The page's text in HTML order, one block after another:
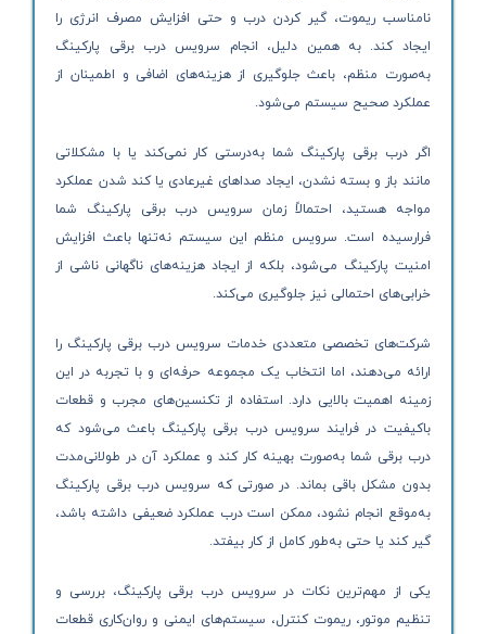
نامناسب ریموت، گیر کردن درب و حتی افزایش مصرف انرژی را
ایجاد کند. به همین دلیل، انجام سرویس درب برقی پارکینگ
به‌صورت منظم، باعث جلوگیری از هزینه‌های اضافی و اطمینان از
عملکرد صحیح سیستم می‌شود.
اگر درب برقی پارکینگ شما به‌درستی کار نمی‌کند یا با مشکلاتی
مانند باز و بسته نشدن، ایجاد صداهای غیرعادی یا کند شدن عملکرد
مواجه هستید، احتمالاً زمان سرویس درب برقی پارکینگ شما
فرارسیده است. سرویس منظم این سیستم نه‌تنها باعث افزایش
امنیت پارکینگ می‌شود، بلکه از ایجاد هزینه‌های ناگهانی ناشی از
خرابی‌های احتمالی نیز جلوگیری می‌کند.
شرکت‌های تخصصی متعددی خدمات سرویس درب برقی پارکینگ را
ارائه می‌دهند، اما انتخاب یک مجموعه حرفه‌ای و با تجربه در این
زمینه اهمیت بالایی دارد. استفاده از تکنسین‌های مجرب و قطعات
باکیفیت در فرایند سرویس درب برقی پارکینگ باعث می‌شود که
درب برقی شما به‌صورت بهینه کار کند و عملکرد آن در طولانی‌مدت
بدون مشکل باقی بماند. در صورتی که سرویس درب برقی پارکینگ
به‌موقع انجام نشود، ممکن است درب عملکرد ضعیفی داشته باشد،
گیر کند یا حتی به‌طور کامل از کار بیفتد.
یکی از مهم‌ترین نکات در سرویس درب برقی پارکینگ، بررسی و
تنظیم موتور، ریموت کنترل، سیستم‌های ایمنی و روان‌کاری قطعات